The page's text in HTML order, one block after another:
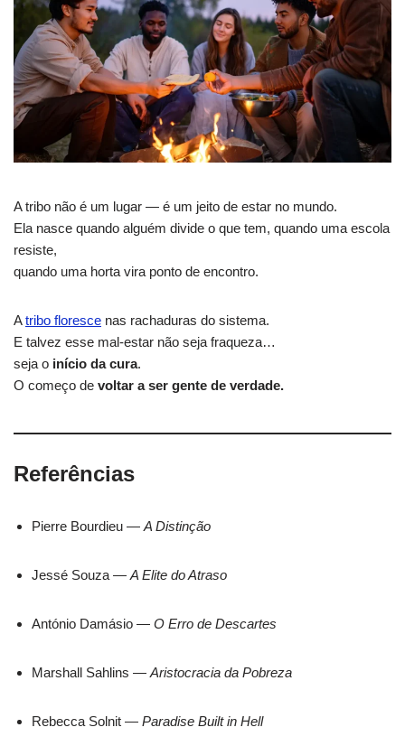
A tribo não é um lugar — é um jeito de estar no mundo.
Ela nasce quando alguém divide o que tem, quando uma escola
resiste,
quando uma horta vira ponto de encontro.
Atribo floresce nas rachaduras do sistema.
E talvez esse mal-estar não seja fraqueza…
seja o início da cura.
O começo de voltar a ser gente de verdade.
Referências
Pierre Bourdieu — A Distinção
Jessé Souza — A Elite do Atraso
António Damásio — O Erro de Descartes
Marshall Sahlins — Aristocracia da Pobreza
Rebecca Solnit — Paradise Built in Hell